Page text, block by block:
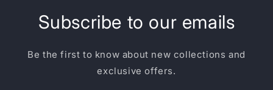
Subscribe to our emails
Be the first to know about new collections and
exclusive offers.